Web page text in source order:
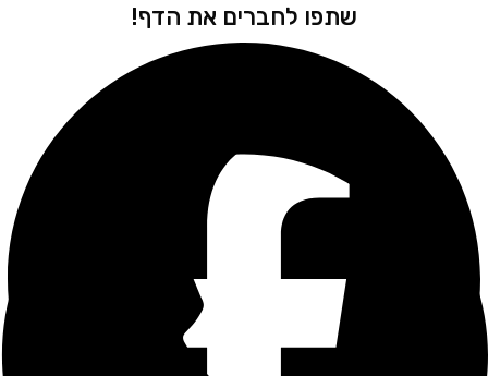
שתפו לחברים את הדף!